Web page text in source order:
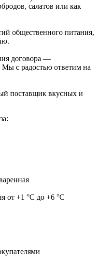
салатов или как
общественного питания,
договора —
с радостью ответим на
поставщик вкусных и
от +1 °С до +6 °С